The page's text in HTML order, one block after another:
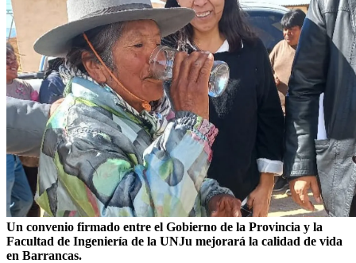
Un convenio firmado entre el Gobierno de la Provincia y la
Facultad de Ingeniería de la UNJu mejorará la calidad de vida
en Barrancas.